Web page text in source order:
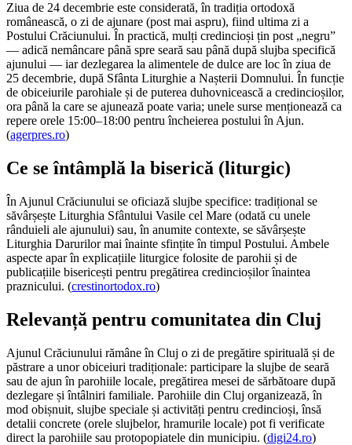
Ziua de 24 decembrie este considerată, în tradiția ortodoxă
românească, o zi de ajunare (post mai aspru), fiind ultima zi a
Postului Crăciunului. În practică, mulți credincioși țin post „negru”
— adică nemâncare până spre seară sau până după slujba specifică
ajunului — iar dezlegarea la alimentele de dulce are loc în ziua de
25 decembrie, după Sfânta Liturghie a Nașterii Domnului. În funcție
de obiceiurile parohiale și de puterea duhovnicească a credincioșilor,
ora până la care se ajunează poate varia; unele surse menționează ca
repere orele 15:00–18:00 pentru încheierea postului în Ajun.
(agerpres.ro)
Ce se întâmplă la biserică (liturgic)
În Ajunul Crăciunului se oficiază slujbe specifice: tradițional se
săvârșește Liturghia Sfântului Vasile cel Mare (odată cu unele
rânduieli ale ajunului) sau, în anumite contexte, se săvârșește
Liturghia Darurilor mai înainte sfințite în timpul Postului. Ambele
aspecte apar în explicațiile liturgice folosite de parohii și de
publicațiile bisericești pentru pregătirea credincioșilor înaintea
praznicului. (crestinortodox.ro)
Relevanță pentru comunitatea din Cluj
Ajunul Crăciunului rămâne în Cluj o zi de pregătire spirituală și de
păstrare a unor obiceiuri tradiționale: participare la slujbe de seară
sau de ajun în parohiile locale, pregătirea mesei de sărbătoare după
dezlegare și întâlniri familiale. Parohiile din Cluj organizează, în
mod obișnuit, slujbe speciale și activități pentru credincioși, însă
detalii concrete (orele slujbelor, hramurile locale) pot fi verificate
direct la parohiile sau protopopiatele din municipiu. (digi24.ro)